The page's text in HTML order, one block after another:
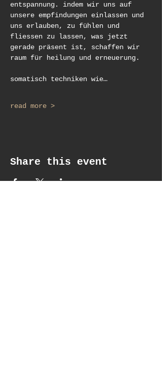
entspannung. indem wir uns auf
unsere empfindungen einlassen und
uns erlauben, zu fühlen und
fliessen zu lassen, was jetzt
gerade präsent ist, schaffen wir
raum für heilung und erneuerung.
somatisch techniken wie…
read more >
Share this event